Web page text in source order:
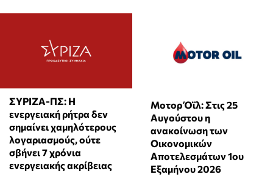
ΣΥΡΙΖΑ-ΠΣ: Η
ενεργειακή ρήτρα δεν
σημαίνει χαμηλότερους
λογαριασμούς, ούτε
σβήνει 7 χρόνια
ενεργειακής ακρίβειας
Μοτορ Όϊλ: Στις 25
Αυγούστου η
ανακοίνωση των
Οικονομικών
Αποτελεσμάτων 1ου
Εξαμήνου 2026